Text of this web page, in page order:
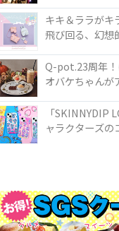
キキ＆ララがキ
飛び回る、幻
50周年アニバ
たコレクション
Q-pot.23周年！
オバケちゃんが
ー」が新発売
ゃのオバケーキ
「SKINNYDIP
ャラクターズの